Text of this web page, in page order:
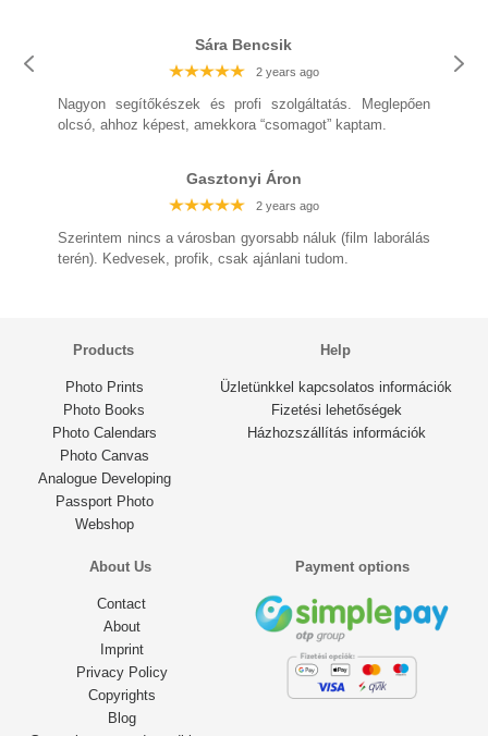
Sára Bencsik
2 years ago
Nagyon segítőkészek és profi szolgáltatás. Meglepően
olcsó, ahhoz képest, amekkora “csomagot” kaptam.
Gasztonyi Áron
2 years ago
Szerintem nincs a városban gyorsabb náluk (film laborálás
terén). Kedvesek, profik, csak ajánlani tudom.
2 years ago
2 years ago
2 years ago
Products
Photo Prints
Photo Books
Photo Calendars
Photo Canvas
Analogue Developing
Passport Photo
Webshop
Help
Üzletünkkel kapcsolatos információk
Fizetési lehetőségek
Házhozszállítás információk
About Us
Contact
About
Imprint
Privacy Policy
Copyrights
Blog
Payment options